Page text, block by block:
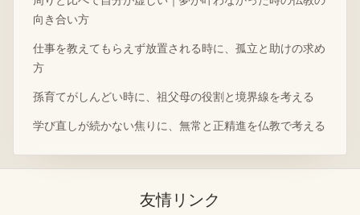
向き合い方
仕事を教えてもらえず放置される時に、孤立と助けの求め
方
孫育てがしんどい時に、祖父母の役割と境界線を考える
学び直しが続かない焦りに、無常と正精進を仏教で考える
友情リンク